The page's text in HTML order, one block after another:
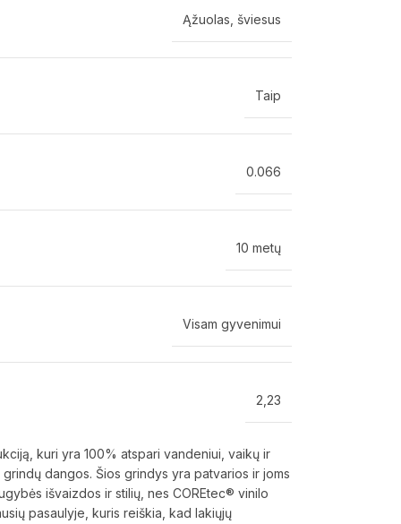
Ąžuolas, šviesus
Taip
0.066
10 metų
Visam gyvenimui
2,23
kuri yra 100% atspari vandeniui, vaikų ir
dangos. Šios grindys yra patvarios ir joms
išvaizdos ir stilių, nes COREtec® vinilo
pasaulyje, kuris reiškia, kad lakiųjų